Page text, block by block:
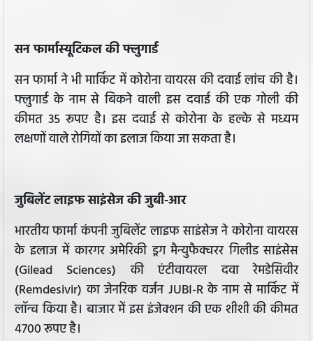
सन फार्मास्यूटिकल की फ्लुगार्ड
सन फार्मा ने भी मार्किट में कोरोना वायरस की दवाई लांच की है।
फ्लुगार्ड के नाम से बिकने वाली इस दवाई की एक गोली की
कीमत 35 रूपए है। इस दवाई से कोरोना के हल्के से मध्यम
लक्षणों वाले रोगियों का इलाज किया जा सकता है।
जुबिलेंट लाइफ साइंसेज की जुबी-आर
भारतीय फार्मा कंपनी जुबिलेंट लाइफ साइंसेज ने कोरोना वायरस
के इलाज में कारगर अमेरिकी ड्रग मैन्‍युफैक्‍चरर गिलीड साइंसेस
(Gilead Sciences) की एंटीवायरल दवा रेमडेसिवीर
(Remdesivir) का जेनरिक वर्जन JUBI-R के नाम से मार्किट में
लॉन्च किया है। बाजार में इस इंजेक्शन की एक शीशी की कीमत
4700 रूपए है।